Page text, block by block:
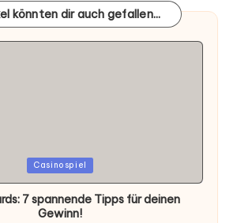
könnten dir auch gefallen...
Casinospiel
7 spannende Tipps für deinen
Gewinn!